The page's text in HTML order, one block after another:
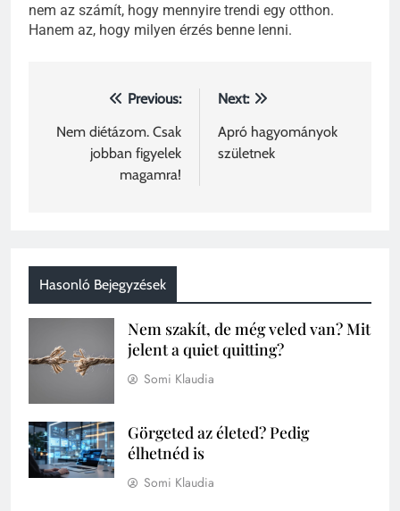
nem az számít, hogy mennyire trendi egy otthon.
Hanem az, hogy milyen érzés benne lenni.
Bejegyzés
navigáció
Previous:
Nem diétázom. Csak
jobban figyelek
magamra!
Next:
Apró hagyományok
születnek
Hasonló Bejegyzések
Nem szakít, de még veled van? Mit
jelent a quiet quitting?
Somi Klaudia
Görgeted az életed? Pedig
élhetnéd is
Somi Klaudia